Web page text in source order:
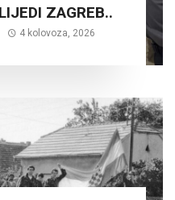
ZAGREB..
4 kolovoza, 2026